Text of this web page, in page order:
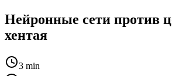
Нейронные сети против
хентая
3 min